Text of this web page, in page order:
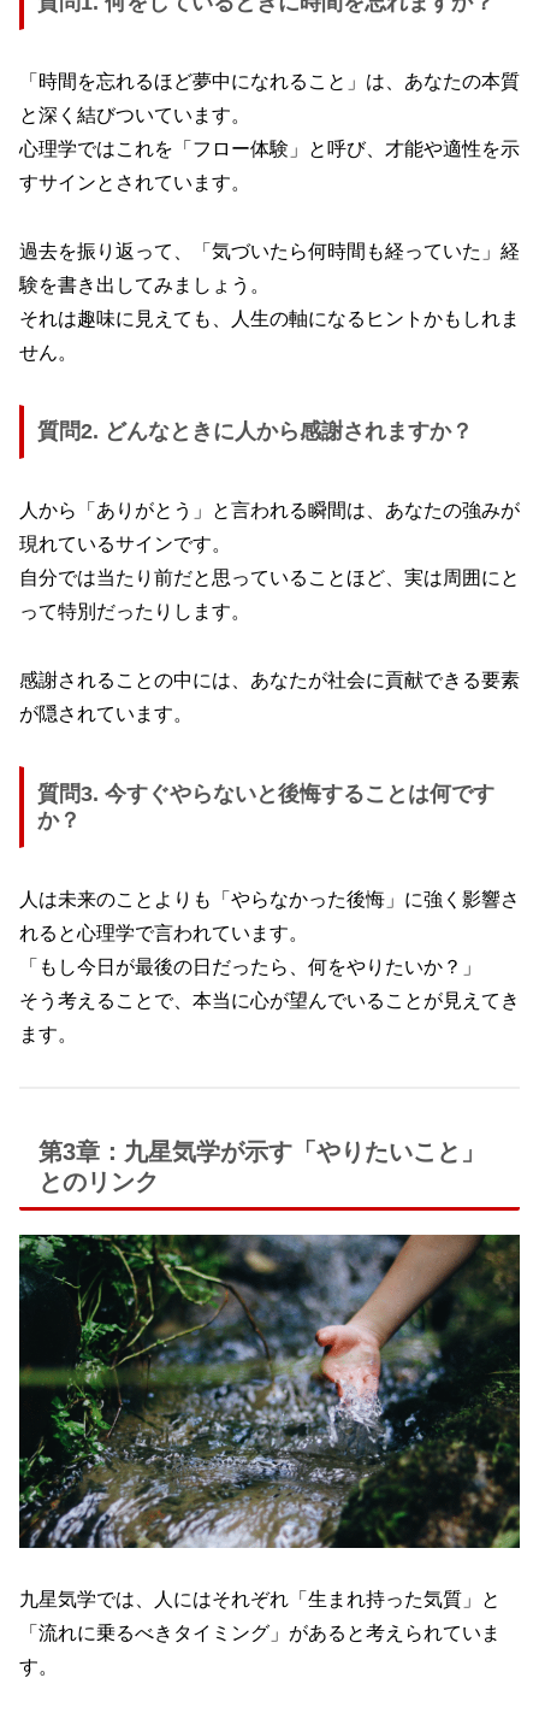
「時間を忘れるほど夢中になれること」は、あなたの本質
と深く結びついています。
心理学ではこれを「フロー体験」と呼び、才能や適性を示
すサインとされています。
過去を振り返って、「気づいたら何時間も経っていた」経
験を書き出してみましょう。
それは趣味に見えても、人生の軸になるヒントかもしれま
せん。
質問2. どんなときに人から感謝されますか？
人から「ありがとう」と言われる瞬間は、あなたの強みが
現れているサインです。
自分では当たり前だと思っていることほど、実は周囲にと
って特別だったりします。
感謝されることの中には、あなたが社会に貢献できる要素
が隠されています。
質問3. 今すぐやらないと後悔することは何です
か？
人は未来のことよりも「やらなかった後悔」に強く影響さ
れると心理学で言われています。
「もし今日が最後の日だったら、何をやりたいか？」
そう考えることで、本当に心が望んでいることが見えてき
ます。
第3章：九星気学が示す「やりたいこと」
とのリンク
九星気学では、人にはそれぞれ「生まれ持った気質」と
「流れに乗るべきタイミング」があると考えられていま
す。